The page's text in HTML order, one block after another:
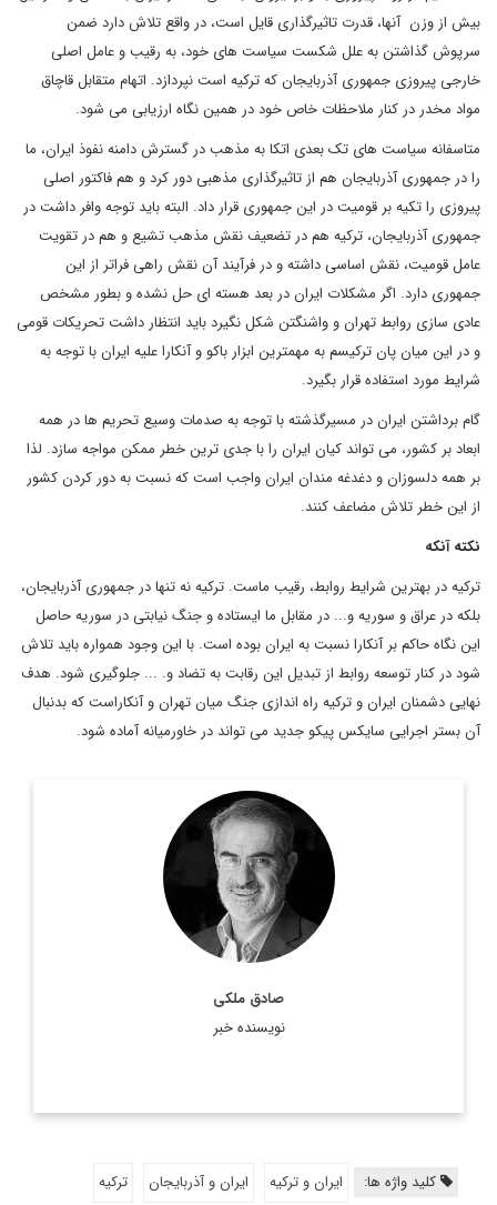
بیش از وزن آنها، قدرت تاثیرگذاری قایل است، در واقع تلاش دارد ضمن
سرپوش گذاشتن به علل شکست سیاست های خود، به رقیب و عامل اصلی
خارجی پیروزی جمهوری آذربایجان که ترکیه است نپردازد. اتهام متقابل قاچاق
مواد مخدر در کنار ملاحظات خاص خود در همین نگاه ارزیابی می شود.
متاسفانه سیاست های تک بعدی اتکا به مذهب در گسترش دامنه نفوذ ایران، ما
را در جمهوری آذربایجان هم از تاثیرگذاری مذهبی دور کرد و هم فاکتور اصلی
پیروزی را تکیه بر قومیت در این جمهوری قرار داد. البته باید توجه وافر داشت در
جمهوری آذربایجان، ترکیه هم در تضعیف نقش مذهب تشیع و هم در تقویت
عامل قومیت، نقش اساسی داشته و در فرآیند آن نقش راهی فراتر از این
جمهوری دارد. اگر مشکلات ایران در بعد هسته ای حل نشده و بطور مشخص
عادی سازی روابط تهران و واشنگتن شکل نگیرد باید انتظار داشت تحریکات قومی
و در این میان پان ترکیسم به مهمترین ابزار باکو و آنکارا علیه ایران با توجه به
شرایط مورد استفاده قرار بگیرد.
گام برداشتن ایران در مسیرگذشته با توجه به صدمات وسیع تحریم ها در همه
ابعاد بر کشور، می تواند کیان ایران را با جدی ترین خطر ممکن مواجه سازد. لذا
بر همه دلسوزان و دغدغه مندان ایران واجب است که نسبت به دور کردن کشور
از این خطر تلاش مضاعف کنند.
نکته آنکه
ترکیه در بهترین شرایط روابط، رقیب ماست. ترکیه نه تنها در جمهوری آذربایجان،
بلکه در عراق و سوریه و... در مقابل ما ایستاده و جنگ نیابتی در سوریه حاصل
این نگاه حاکم بر آنکارا نسبت به ایران بوده است. با این وجود همواره باید تلاش
شود در کنار توسعه روابط از تبدیل این رقابت به تضاد و. ... جلوگیری شود. هدف
نهایی دشمنان ایران و ترکیه راه اندازی جنگ میان تهران و آنکاراست که بدنبال
آن بستر اجرایی سایکس پیکو جدید می تواند در خاورمیانه آماده شود.
صادق ملکی
نویسنده خبر
کارشناس، استراتژیست و تحلیلگر ارشد مسائل
سیاسی است.
اطلاعات بیشتر
کلید واژه ها: ایران و ترکیه ایران و آذربایجان
ترکیه